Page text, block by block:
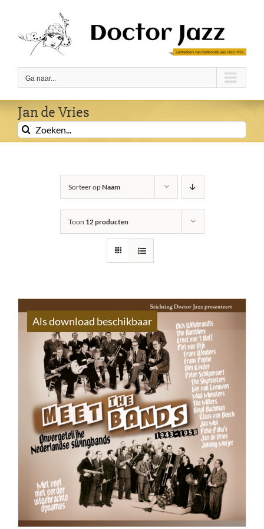
inhoud
Ga naar...
Jan de Vries
Zoeken
naar:
Sorteer opNaam
Toon 12 producten
Als download beschikbaar